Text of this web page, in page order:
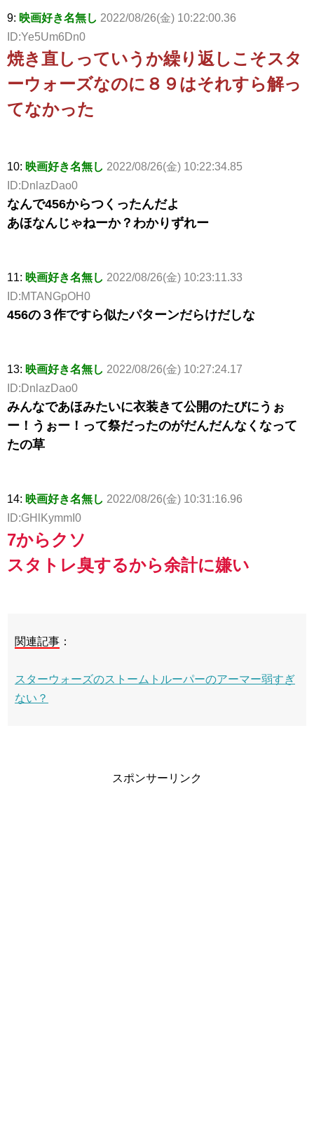
9: 映画好き名無し 2022/08/26(金) 10:22:00.36
ID:Ye5Um6Dn0
焼き直しっていうか繰り返しこそスタ
ーウォーズなのに８９はそれすら解っ
てなかった
10: 映画好き名無し 2022/08/26(金) 10:22:34.85
ID:DnlazDao0
なんで456からつくったんだよ
あほなんじゃねーか？わかりずれー
11: 映画好き名無し 2022/08/26(金) 10:23:11.33
ID:MTANGpOH0
456の３作ですら似たパターンだらけだしな
13: 映画好き名無し 2022/08/26(金) 10:27:24.17
ID:DnlazDao0
みんなであほみたいに衣装きて公開のたびにうぉ
ー！うぉー！って祭だったのがだんだんなくなって
たの草
14: 映画好き名無し 2022/08/26(金) 10:31:16.96
ID:GHlKymmI0
7からクソ
スタトレ臭するから余計に嫌い
関連記事 ：
スターウォーズのストームトルーパーのアーマー弱すぎ
ない？
スポンサーリンク